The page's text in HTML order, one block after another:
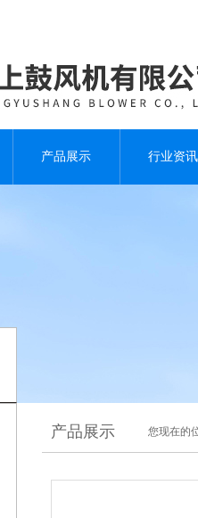
产品展示 行业资讯
产品展示 您现在的